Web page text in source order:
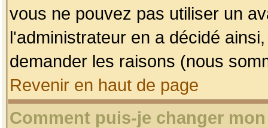
vous ne pouvez pas utiliser un
l'administrateur en a décidé
demander les raisons (nous
Revenir en haut de page
Comment puis-je changer